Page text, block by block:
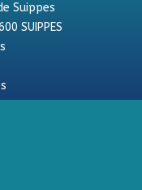
Suippes
SUIPPES